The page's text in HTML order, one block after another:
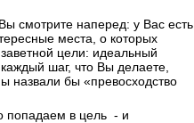
смотрите наперед: у Вас есть
места, о которых
цели: идеальный
шаг, что Вы делаете,
назвали бы «превосходство
попадаем в цель - и